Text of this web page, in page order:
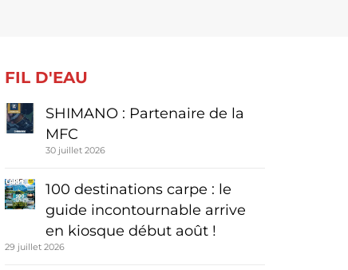
FIL D'EAU
SHIMANO : Partenaire de la
MFC
30 juillet 2026
100 destinations carpe : le
guide incontournable arrive
en kiosque début août !
29 juillet 2026